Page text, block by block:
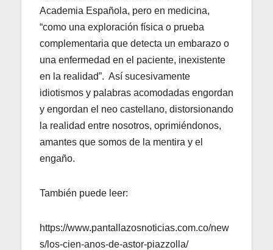
Academia Española, pero en medicina,
“como una exploración física o prueba
complementaria que detecta un embarazo o
una enfermedad en el paciente, inexistente
en la realidad”. Así sucesivamente
idiotismos y palabras acomodadas engordan
y engordan el neo castellano, distorsionando
la realidad entre nosotros, oprimiéndonos,
amantes que somos de la mentira y el
engaño.
También puede leer:
https://www.pantallazosnoticias.com.co/new
s/los-cien-anos-de-astor-piazzolla/